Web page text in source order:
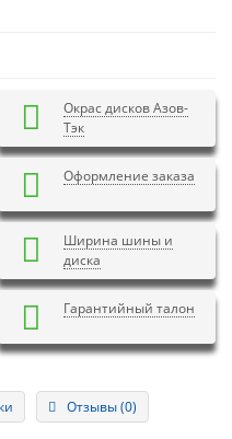
Окрас дисков Азов-
Тэк
Оформление заказа
Ширина шины и
диска
Гарантийный талон
Отзывы (0)